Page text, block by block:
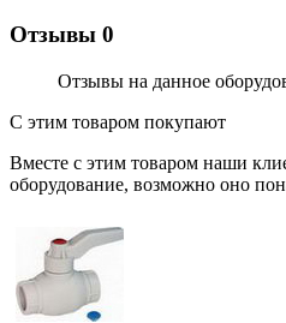
Отзывы 0
Отзывы на данное
С этим товаром покупают
Вместе с этим товаром наши
оборудование, возможно оно